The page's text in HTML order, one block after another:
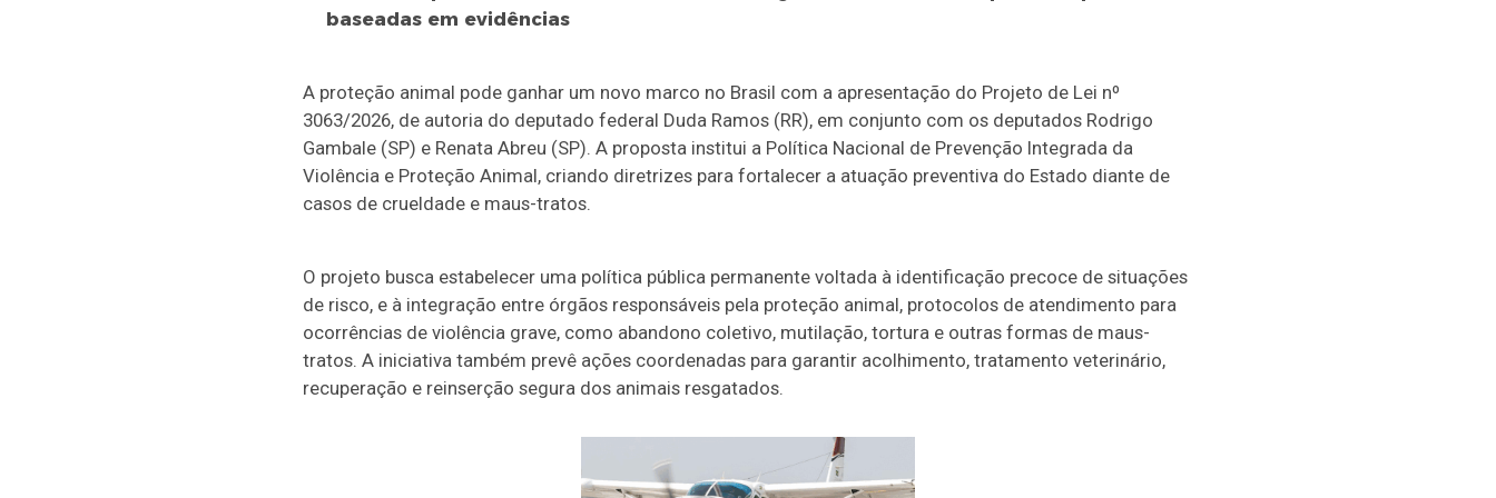
baseadas em evidências
A proteção animal pode ganhar um novo marco no Brasil com a apresentação do Projeto de Lei nº
3063/2026, de autoria do deputado federal Duda Ramos (RR), em conjunto com os deputados Rodrigo
Gambale (SP) e Renata Abreu (SP). A proposta institui a Política Nacional de Prevenção Integrada da
Violência e Proteção Animal, criando diretrizes para fortalecer a atuação preventiva do Estado diante de
casos de crueldade e maus-tratos.
O projeto busca estabelecer uma política pública permanente voltada à identificação precoce de situações
de risco, e à integração entre órgãos responsáveis pela proteção animal, protocolos de atendimento para
ocorrências de violência grave, como abandono coletivo, mutilação, tortura e outras formas de maus-
tratos. A iniciativa também prevê ações coordenadas para garantir acolhimento, tratamento veterinário,
recuperação e reinserção segura dos animais resgatados.